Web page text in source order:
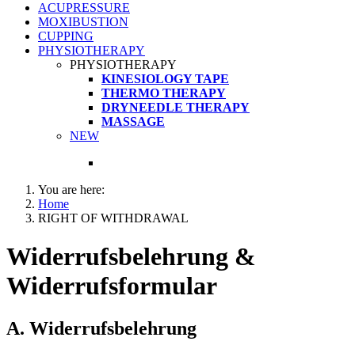
ACUPRESSURE
MOXIBUSTION
CUPPING
PHYSIOTHERAPY
PHYSIOTHERAPY
KINESIOLOGY TAPE
THERMO THERAPY
DRYNEEDLE THERAPY
MASSAGE
NEW
You are here:
Home
RIGHT OF WITHDRAWAL
Widerrufsbelehrung &
Widerrufsformular
A. Widerrufsbelehrung